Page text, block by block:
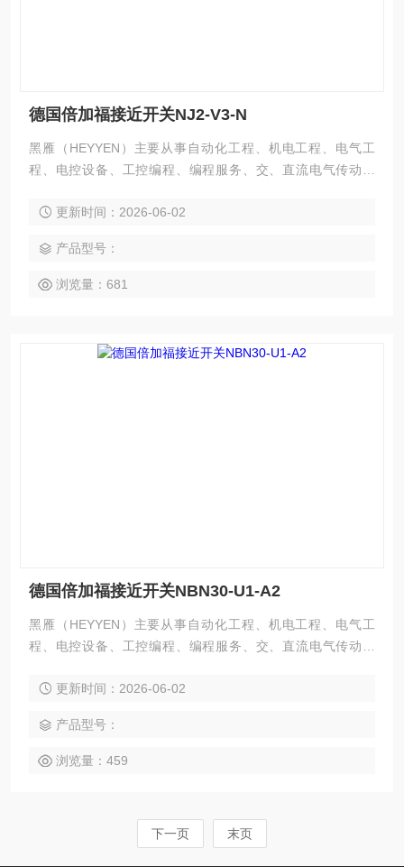
德国倍加福接近开关NJ2-V3-N
黑雁（HEYYEN）主要从事自动化工程、机电工程、电气工
程、电控设备、工控编程、编程服务、交、直流电气传动系
包工程项目，还可为用户设计开发先进的自动化控制系统并直
工、纺织、食品、制药、电力、环保、印刷、造纸及科研实验
等多个领域。德国倍加福接近开关NJ2-V3-N
更新时间：2026-06-02
产品型号：
浏览量：681
德国倍加福接近开关NBN30-U1-A2
黑雁（HEYYEN）主要从事自动化工程、机电工程、电气工
程、电控设备、工控编程、编程服务、交、直流电气传动系
包工程项目，还可为用户设计开发优良的自动化控制系统并直
工、纺织、食品、制药、电力、环保、印刷、造纸及科研实验
等多个领域。德国倍加福接近开关NBN30-U1-A2
更新时间：2026-06-02
产品型号：
浏览量：459
下一页 末页